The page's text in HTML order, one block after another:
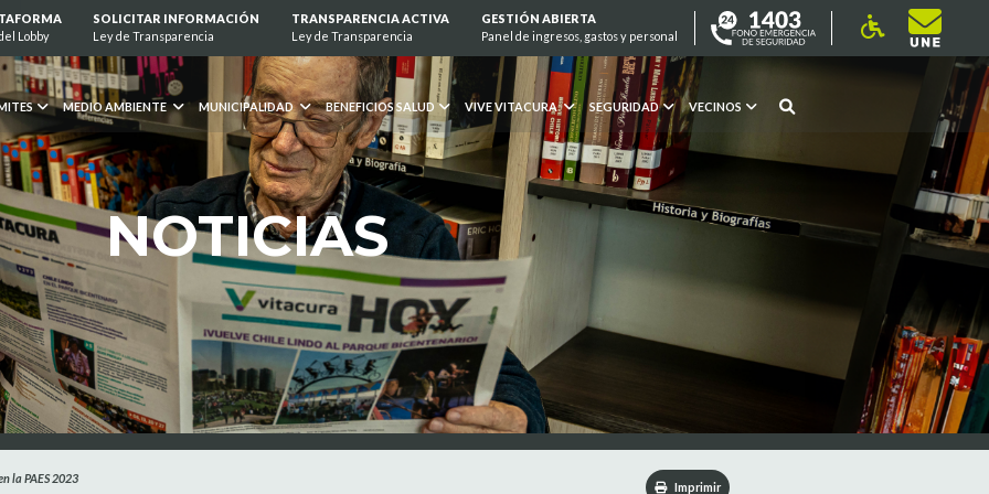
Lobby
SOLICITAR INFORMACIÓN
Ley de Transparencia
TRANSPARENCIA ACTIVA
Ley de Transparencia
GESTIÓN ABIERTA
Panel de ingresos, gastos y personal
MEDIO AMBIENTE MUNICIPALIDAD BENEFICIOS SALUD VIVE VITACURA SEGURIDAD VECINOS
NOTICIAS
la PAES 2023
Imprimir